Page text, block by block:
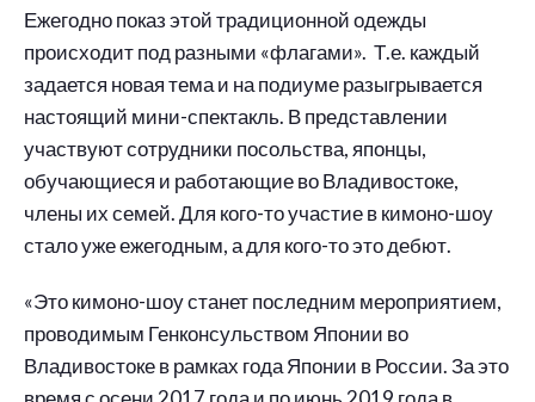
Ежегодно показ этой традиционной одежды
происходит под разными «флагами». Т.е. каждый
задается новая тема и на подиуме разыгрывается
настоящий мини-спектакль. В представлении
участвуют сотрудники посольства, японцы,
обучающиеся и работающие во Владивостоке,
члены их семей. Для кого-то участие в кимоно-шоу
стало уже ежегодным, а для кого-то это дебют.
«Это кимоно-шоу станет последним мероприятием,
проводимым Генконсульством Японии во
Владивостоке в рамках года Японии в России. За это